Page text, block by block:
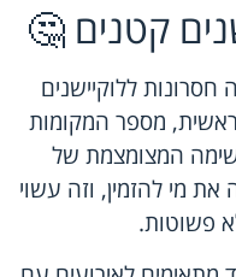
קטנים 🤔
ללוקיישנים
מספר המקומות
המצומצמת של
מי להזמין, וזה עשוי
פשוטות.